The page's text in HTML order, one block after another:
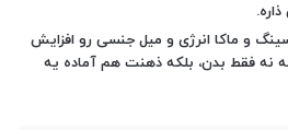
و ماکا انرژی و میل جنسی رو افزایش
نه فقط بدن، بلکه ذهنت هم آماده یه